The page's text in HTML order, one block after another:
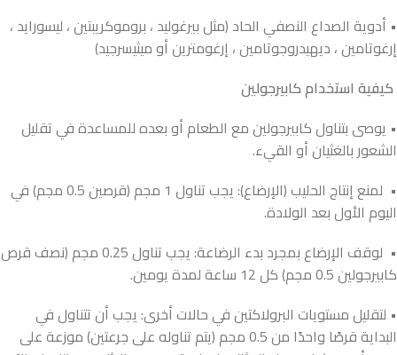
• أدوية الصداع النصفي الحاد (مثل بيرغوليد ، بروموكريبتين ، ليسورايد ،
إرغوتامين ، ديهيدروجوتامين ، إرغومترين أو ميثيسرجيد)
كيفية استخدام كابيرجولين
• يوصى بتناول كابيرجولين مع الطعام أو بعده للمساعدة في تقليل
الشعور بالغثيان أو القيء.
• لمنع إنتاج الحليب (الإرضاع): يجب تناول 1 مجم (قرصين 0.5 مجم) في
اليوم الأول بعد الولادة.
• لوقف الإرضاع بمجرد بدء الرضاعة: يجب تناول 0.25 مجم (نصف قرص
كابيرجولين 0.5 مجم) كل 12 ساعة لمدة يومين.
• لتقليل مستويات البرولاكتين في حالات أخرى: يجب أن تتناول في
البداية قرصًا واحدًا من 0.5 مجم (يتم تناوله على جرعتين) موزعة على